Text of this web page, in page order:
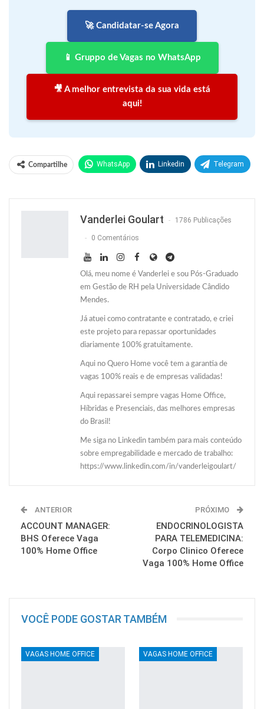
🚀 Candidatar-se Agora
📱 Gruppo de Vagas no WhatsApp
🎥 A melhor entrevista da sua vida está
aqui!
Compartilhe WhatsApp Linkedin Telegram
Vanderlei Goulart 1786 Publicações
0 Comentários
Olá, meu nome é Vanderlei e sou Pós-Graduado
em Gestão de RH pela Universidade Cândido
Mendes.
Já atuei como contratante e contratado, e criei
este projeto para repassar oportunidades
diariamente 100% gratuitamente.
Aqui no Quero Home você tem a garantia de
vagas 100% reais e de empresas validadas!
Aqui repassarei sempre vagas Home Office,
Híbridas e Presenciais, das melhores empresas
do Brasil!
Me siga no Linkedin também para mais conteúdo
sobre empregabilidade e mercado de trabalho:
https://www.linkedin.com/in/vanderleigoulart/
ANTERIOR
ACCOUNT MANAGER:
BHS Oferece Vaga
100% Home Office
PRÓXIMO
ENDOCRINOLOGISTA
PARA TELEMEDICINA:
Corpo Clinico Oferece
Vaga 100% Home Office
VOCÊ PODE GOSTAR TAMBÉM
VAGAS HOME OFFICE VAGAS HOME OFFICE